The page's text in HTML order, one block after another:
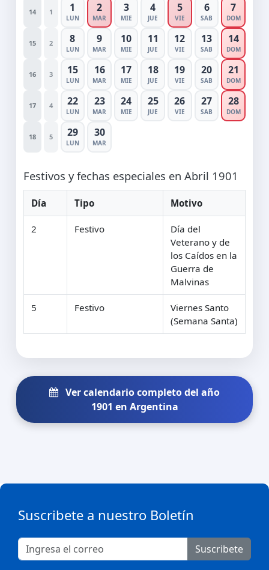
14 1 1
LUN
2
MAR
3
MIE
4
JUE
5
VIE
6
SAB
7
DOM
15 2 8
LUN
9
MAR
10
MIE
11
JUE
12
VIE
13
SAB
14
DOM
16 3 15
LUN
16
MAR
17
MIE
18
JUE
19
VIE
20
SAB
21
DOM
17 4 22
LUN
23
MAR
24
MIE
25
JUE
26
VIE
27
SAB
28
DOM
18 5 29
LUN
30
MAR
Festivos y fechas especiales en Abril 1901
Día Tipo Motivo
2 Festivo
Día del
Veterano y de
los Caídos en la
Guerra de
Malvinas
5 Festivo
Viernes Santo
(Semana Santa)
Ver calendario completo del año
1901 en Argentina
Suscribete a nuestro Boletín
Suscribete